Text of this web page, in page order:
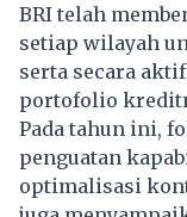
BRI telah
setiap wilayah
serta secara
portofolio
Pada tahun ini,
penguatan
optimalisasi